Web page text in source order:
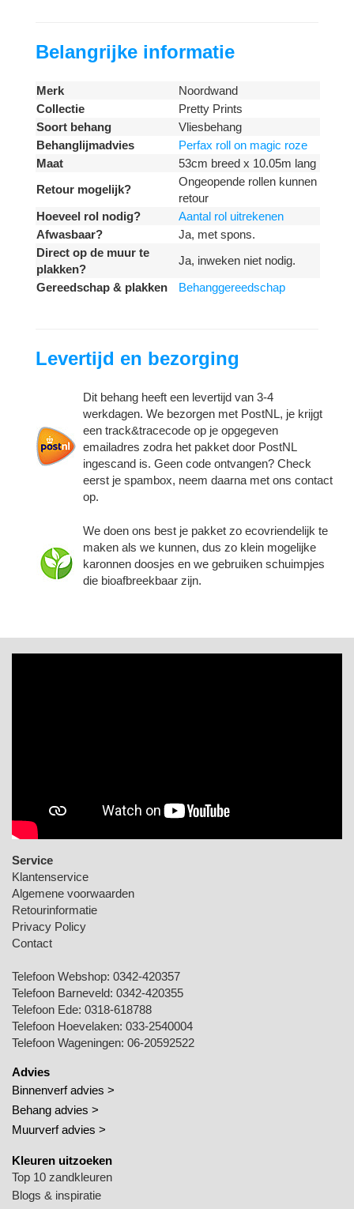
Belangrijke informatie
Merk
Noordwand
Collectie
Pretty Prints
Soort behang
Vliesbehang
Behanglijmadvies
Perfax roll on magic roze
Maat
53cm breed x 10.05m lang
Retour mogelijk?
Ongeopende rollen kunnen
retour
Hoeveel rol nodig?
Aantal rol uitrekenen
Afwasbaar?
Ja, met spons.
Direct op de muur te
plakken?
Ja, inweken niet nodig.
Gereedschap & plakken
Behanggereedschap
Levertijd en bezorging
Dit behang heeft een levertijd van 3-4
werkdagen. We bezorgen met PostNL, je krijgt
een track&tracecode op je opgegeven
emailadres zodra het pakket door PostNL
ingescand is. Geen code ontvangen? Check
eerst je spambox, neem daarna met ons contact
op.
We doen ons best je pakket zo ecovriendelijk te
maken als we kunnen, dus zo klein mogelijke
karonnen doosjes en we gebruiken schuimpjes
die bioafbreekbaar zijn.
Service
Klantenservice
Algemene voorwaarden
Retourinformatie
Privacy Policy
Contact
Telefoon Webshop: 0342-420357
Telefoon Barneveld: 0342-420355
Telefoon Ede: 0318-618788
Telefoon Hoevelaken: 033-2540004
Telefoon Wageningen: 06-20592522
Advies
Binnenverf advies >
Behang advies >
Muurverf advies >
Kleuren uitzoeken
Top 10 zandkleuren
Blogs & inspiratie